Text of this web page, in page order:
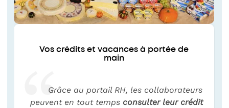
Vos crédits et vacances à portée de
main
Grâce au portail RH, les collaborateurs
peuvent en tout temps consulter leur crédit